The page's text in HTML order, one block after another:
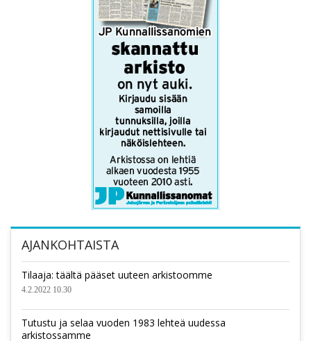
AJANKOHTAISTA
Tilaaja: täältä pääset uuteen arkistoomme
4.2.2022 10.30
Tutustu ja selaa vuoden 1983 lehteä uudessa
arkistossamme